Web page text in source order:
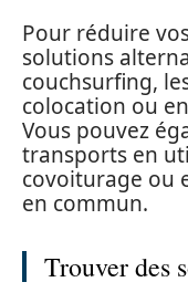
Pour réduire
solutions
couchsurfing,
colocation ou
Vous pouvez
transports en
covoiturage ou
en commun.
Trouver des